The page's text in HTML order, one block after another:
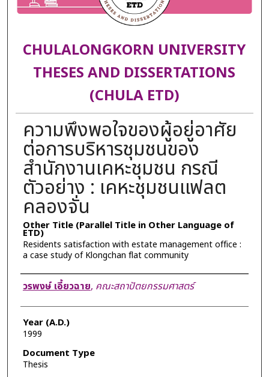
CHULALONGKORN UNIVERSITY
THESES AND DISSERTATIONS
(CHULA ETD)
ความพึงพอใจของผู้อยู่อาศัย
ต่อการบริหารชุมชนของ
สำนักงานเคหะชุมชน กรณี
ตัวอย่าง : เคหะชุมชนแฟลต
คลองจั่น
Other Title (Parallel Title in Other Language of
ETD)
Residents satisfaction with estate management office :
a case study of Klongchan flat community
Author
วรพงษ์ เอี้ยวฉาย, คณะสถาปัตยกรรมศาสตร์
Year (A.D.)
1999
Document Type
Thesis